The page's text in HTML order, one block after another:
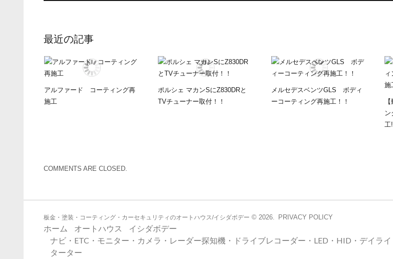
最近の記事
アルファード コーティング再
施工
ポルシェ マカンSにZ830DRと
TVチューナー取付！！
メルセデスベンツGLS ボディ
ーコーティング再施工！！
ン
工
COMMENTS ARE CLOSED.
板金・塗装・コーティング・カーセキュリティのオートハウス/イシダボデー © 2026. PRIVACY POLICY
ホーム オートハウス
イシダボデー
ナビ・ETC・モニター・カメラ・レーダー探知機・ドライブレコーダー・LED・HID・デイラ
ターター